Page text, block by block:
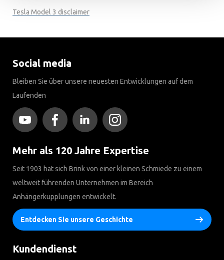
Tesla Model 3 disclaimer
Social media
Bleiben Sie über unsere neuesten Entwicklungen auf dem
Laufenden
Mehr als 120 Jahre Expertise
Seit 1903 hat sich Brink von einer kleinen Schmiede zu einem
weltweit führenden Unternehmen im Bereich
Anhängerkupplungen entwickelt.
Entdecken Sie unsere Geschichte
Kundendienst